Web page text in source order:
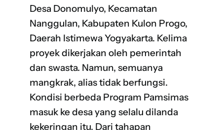
Desa Donomulyo, Kecamatan
Nanggulan, Kabupaten Kulon Progo,
Daerah Istimewa Yogyakarta. Kelima
proyek dikerjakan oleh pemerintah
dan swasta. Namun, semuanya
mangkrak, alias tidak berfungsi.
Kondisi berbeda Program Pamsimas
masuk ke desa yang selalu dilanda
kekeringan itu. Dari tahapan